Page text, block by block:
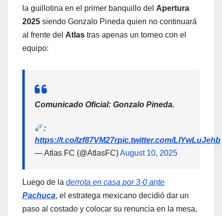
la guillotina en el primer banquillo del Apertura
2025 siendo Gonzalo Pineda quien no continuará
al frente del Atlas tras apenas un torneo con el
equipo:
Comunicado Oficial: Gonzalo Pineda.
:
https://t.co/Izf87VM27rpic.twitter.com/LIYwLuJehb
— Atlas FC (@AtlasFC)August 10, 2025
Luego de la derrota en casa por 3-0 ante
Pachuca, el estratega mexicano decidió dar un
paso al costado y colocar su renuncia en la mesa,